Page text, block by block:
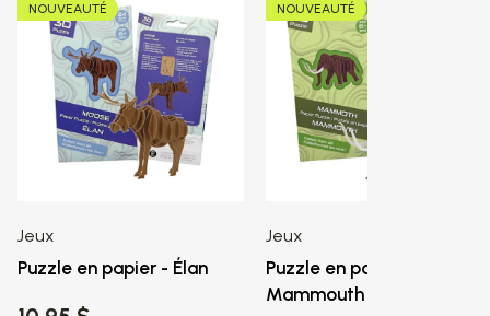
NOUVEAUTÉ
Jeux
Puzzle en papier - Élan
NOUVEAUTÉ
Jeux
Puzzle en papier -
Mammouth